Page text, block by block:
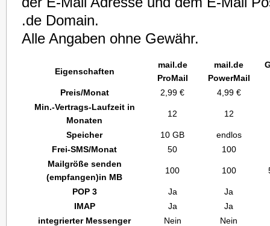
.de Domain.
Alle Angaben ohne Gewähr.
Eigenschaften
mail.de
ProMail
mail.de
PowerMail
Preis/Monat 2,99 €
4,99 €
Min.-Vertrags-Laufzeit in
Monaten
12 12
Speicher 10 GB
endlos
Frei-SMS/Monat
50
100
Mailgröße senden
(empfangen)in MB
100 100
POP 3 Ja
Ja
IMAP
Ja
Ja
integrierter Messenger
Nein
Nein